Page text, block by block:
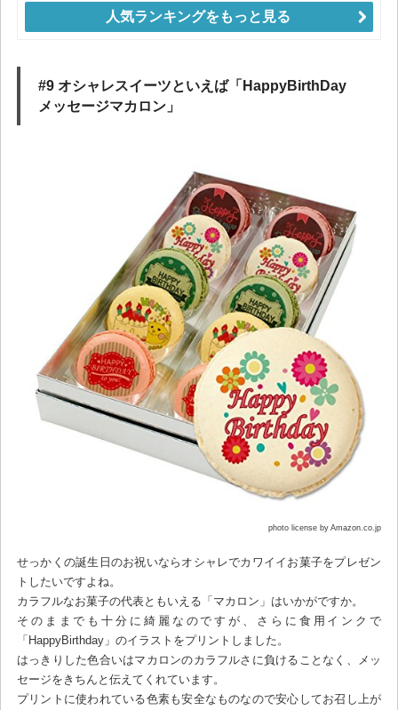
人気ランキングをもっと見る
#9 オシャレスイーツといえば「HappyBirthDay
メッセージマカロン」
photo license by Amazon.co.jp
せっかくの誕生日のお祝いならオシャレでカワイイお菓子をプレゼン
トしたいですよね。
カラフルなお菓子の代表ともいえる「マカロン」はいかがですか。
そのままでも十分に綺麗なのですが、さらに食用インクで
「HappyBirthday」のイラストをプリントしました。
はっきりした色合いはマカロンのカラフルさに負けることなく、メッ
セージをきちんと伝えてくれています。
プリントに使われている色素も安全なものなので安心してお召し上が